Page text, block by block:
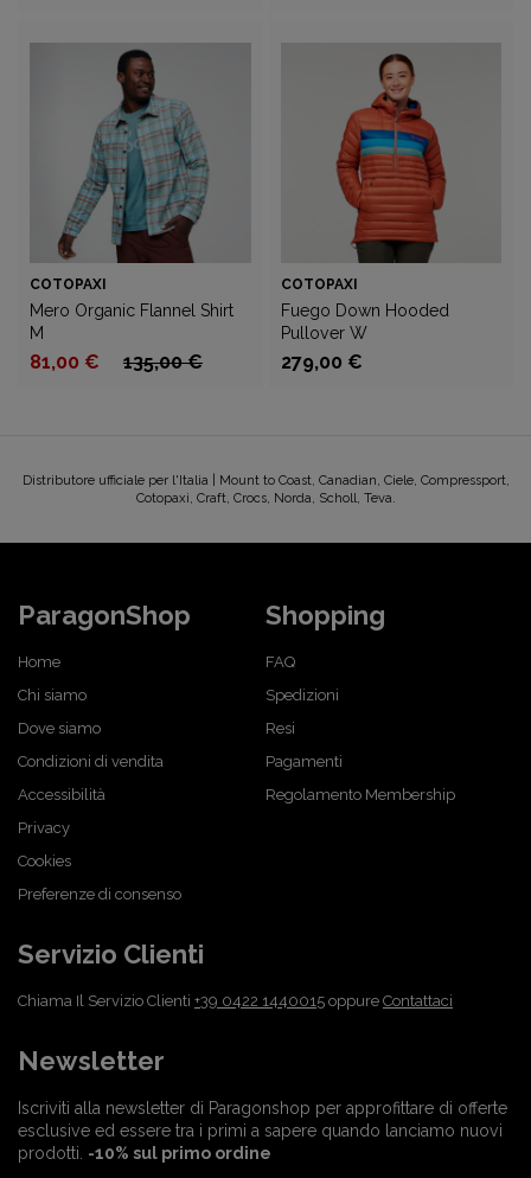
COTOPAXI
Mero Organic Flannel Shirt
M
81,00 € 135,00 €
COTOPAXI
Fuego Down Hooded
Pullover W
279,00 €
Distributore ufficiale per l'Italia | Mount to Coast, Canadian, Ciele, Compressport,
Cotopaxi, Craft, Crocs, Norda, Scholl, Teva.
ParagonShop
Home
Chi siamo
Dove siamo
Condizioni di vendita
Accessibilità
Privacy
Cookies
Preferenze di consenso
Shopping
FAQ
Spedizioni
Resi
Pagamenti
Regolamento Membership
Servizio Clienti
Chiama Il Servizio Clienti +39 0422 1440015 oppure Contattaci
Newsletter
Iscriviti alla newsletter di Paragonshop per approfittare di offerte
esclusive ed essere tra i primi a sapere quando lanciamo nuovi
prodotti. -10% sul primo ordine